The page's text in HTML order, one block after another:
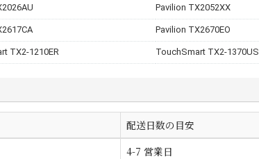
Pavilion TX2052XX
Pavilion TX2670EO
TX2-1210ER TouchSmart TX2-1370US
配送日数の目安
4-7 営業日